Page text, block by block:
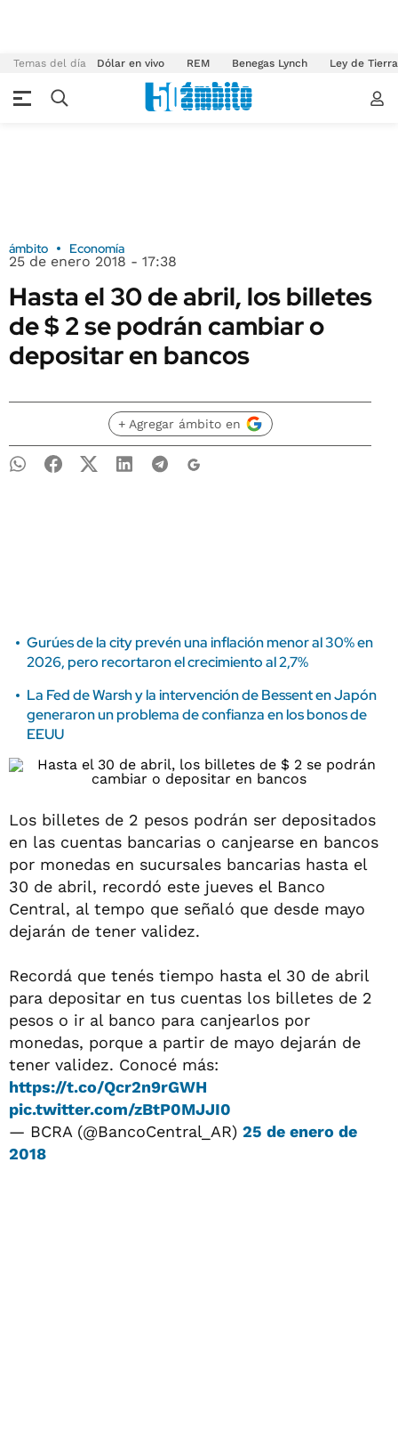
Temas del día Dólar en vivo REM Benegas Lynch Ley de
ámbito Economía
25 de enero 2018 - 17:38
Hasta el 30 de abril, los billetes
de $ 2 se podrán cambiar o
depositar en bancos
+ Agregar ámbito en
Gurúes de la city prevén una inflación menor al 30% en
2026, pero recortaron el crecimiento al 2,7%
La Fed de Warsh y la intervención de Bessent en Japón
generaron un problema de confianza en los bonos de
EEUU
Los billetes de 2 pesos podrán ser depositados
en las cuentas bancarias o canjearse en bancos
por monedas en sucursales bancarias hasta el
30 de abril, recordó este jueves el Banco
Central, al tempo que señaló que desde mayo
dejarán de tener validez.
Recordá que tenés tiempo hasta el 30 de abril
para depositar en tus cuentas los billetes de 2
pesos o ir al banco para canjearlos por
monedas, porque a partir de mayo dejarán de
tener validez. Conocé más:
https://t.co/Qcr2n9rGWH
pic.twitter.com/zBtP0MJJI0
— BCRA (@BancoCentral_AR) 25 de enero de
2018